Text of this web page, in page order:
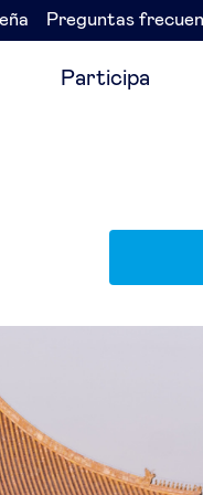
Preguntas
Participa